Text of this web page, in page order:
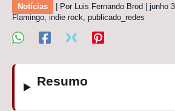
Notícias | Por Luis Fernando Brod junho
Flamingo, indie rock, publicado_redes
Resumo